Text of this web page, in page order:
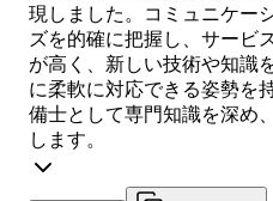
現しました。コミュニケー
ズを的確に把握し、サービ
が高く、新しい技術や知識
に柔軟に対応できる姿勢を
備士として専門知識を深め
します。